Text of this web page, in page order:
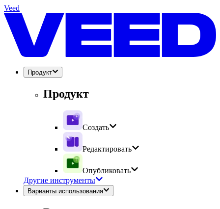
Veed
Продукт
Продукт
Создать
Редактировать
Опубликовать
Другие инструменты
Варианты использования